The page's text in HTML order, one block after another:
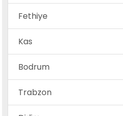
Fethiye
Kas
Bodrum
Trabzon